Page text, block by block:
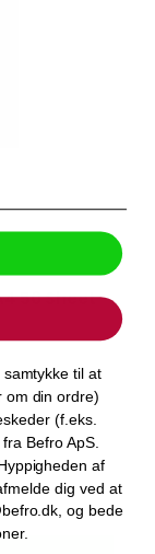
50 Sheet
til at
om din ordre)
(f.eks.
Befro ApS.
af
dig ved at
og bede